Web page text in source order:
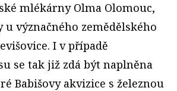
mlékárny Olma Olomouc,
u význačného zemědělského
I v případě
se tak již zdá být naplněna
Babišovy akvizice s železnou